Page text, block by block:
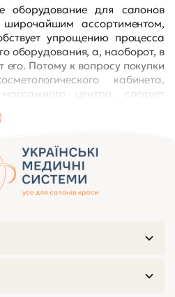
оборудование для салонов
широчайшим ассортиментом,
упрощению процесса
оборудования, а, наоборот, в
его. Потому к вопросу покупки
кабинета,
центра, следует
салон в Украине обязан
все самое лучшее –
мастеров, и
препаратов, до
и высококлассного
без специализированного
и обеспечивать
кушетки в Украине